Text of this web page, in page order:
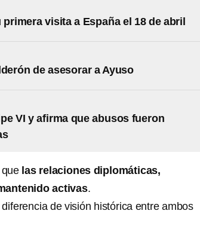
visita a España el 18 de abril
de asesorar a Ayuso
VI y afirma que abusos fueron
las relaciones diplomáticas,
activas.
de visión histórica entre ambos